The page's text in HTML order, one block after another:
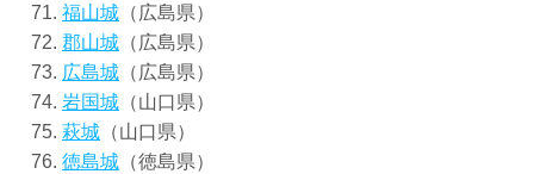
福山城 （広島県）
郡山城 （広島県）
広島城 （広島県）
岩国城 （山口県）
萩城 （山口県）
徳島城 （徳島県）